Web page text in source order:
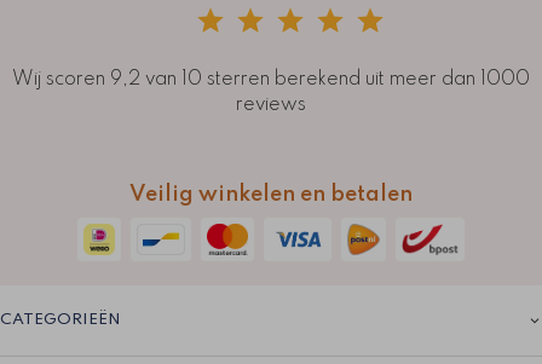
Wij scoren 9,2 van 10 sterren berekend uit meer dan 1000
reviews
Veilig winkelen en betalen
CATEGORIEËN